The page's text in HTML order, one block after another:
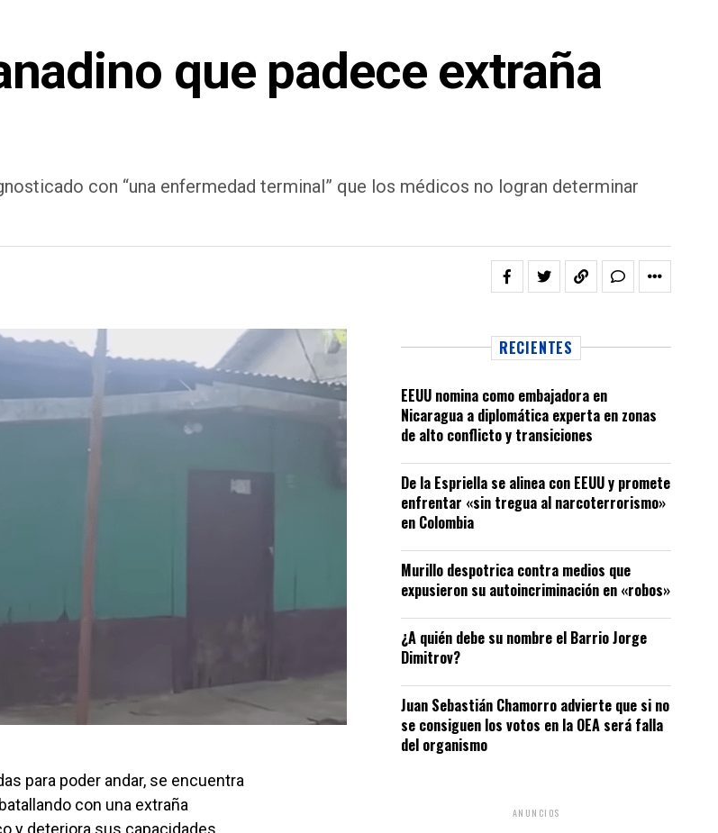
que padece extraña
con “una enfermedad terminal” que los médicos no logran determinar
para poder andar, se encuentra
con una extraña
y deteriora sus capacidades
RECIENTES
EEUU nomina como embajadora en
Nicaragua a diplomática experta en zonas
de alto conflicto y transiciones
De la Espriella se alinea con EEUU y promete
enfrentar «sin tregua al narcoterrorismo»
en Colombia
Murillo despotrica contra medios que
expusieron su autoincriminación en «robos»
¿A quién debe su nombre el Barrio Jorge
Dimitrov?
Juan Sebastián Chamorro advierte que si no
se consiguen los votos en la OEA será falla
del organismo
ANUNCIOS